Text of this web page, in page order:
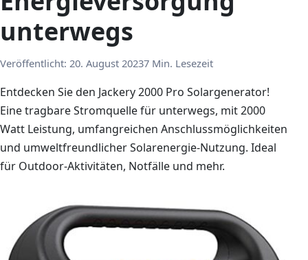
unterwegs
Veröffentlicht: 20. August 20237 Min. Lesezeit
Entdecken Sie den Jackery 2000 Pro Solargenerator!
Eine tragbare Stromquelle für unterwegs, mit 2000
Watt Leistung, umfangreichen Anschlussmöglichkeiten
und umweltfreundlicher Solarenergie-Nutzung. Ideal
für Outdoor-Aktivitäten, Notfälle und mehr.